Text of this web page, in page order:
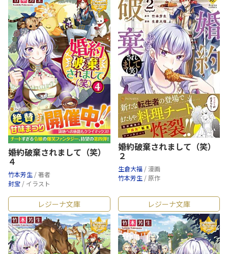
婚約破棄されまして（笑）
４
竹本芳生 / 著者
封宝 / イラスト
婚約破棄されまして（笑）
２
生倉大福 / 漫画
竹本芳生 / 原作
レジーナ文庫 レジーナ文庫